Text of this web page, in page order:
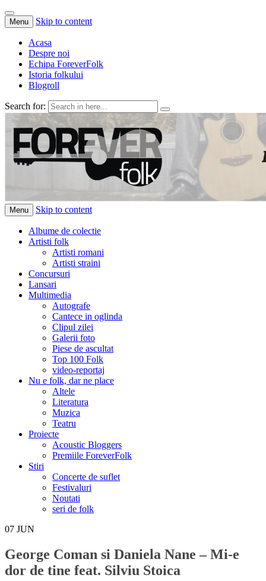
Menu Skip to content
Acasa
Despre noi
Echipa ForeverFolk
Istoria folkului
Blogroll
Search for:
ForeverFolk
Muzica sufletului tau
Menu Skip to content
Albume de colectie
Artisti folk
Artisti romani
Artisti straini
Concursuri
Lansari
Multimedia
Autografe
Cantece in oglinda
Clipul zilei
Galerii foto
Piese de ascultat
Top 100 Folk
video-reportaj
Nu e folk, dar ne place
Altele
Literatura
Muzica
Teatru
Proiecte
Acoustic Bloggers
Premiile ForeverFolk
Stiri
Concerte de suflet
Festivaluri
Noutati
seri de folk
07 JUN
George Coman si Daniela Nane – Mi-e
dor de tine feat. Silviu Stoica